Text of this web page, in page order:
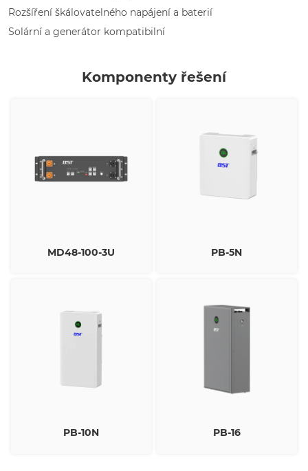
Rozšíření škálovatelného napájení a baterií
Solární a generátor kompatibilní
Komponenty řešení
MD48-100-3U PB-5N
PB-10N PB-16